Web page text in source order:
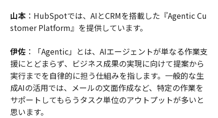
山本：HubSpotでは、AIとCRMを搭載した『Agentic Cu
stomer Platform』を提供しています。
伊佐：「Agentic」とは、AIエージェントが単なる作業支
援にとどまらず、ビジネス成果の実現に向けて提案から
実行までを自律的に担う仕組みを指します。一般的な生
成AIの活用では、メールの文面作成など、特定の作業を
サポートしてもらうタスク単位のアウトプットが多いと
思います。